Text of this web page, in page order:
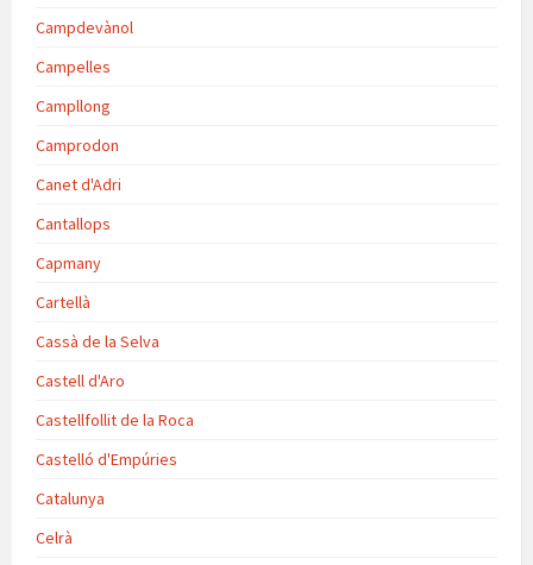
Campdevànol
Campelles
Campllong
Camprodon
Canet d'Adri
Cantallops
Capmany
Cartellà
Cassà de la Selva
Castell d'Aro
Castellfollit de la Roca
Castelló d'Empúries
Catalunya
Celrà